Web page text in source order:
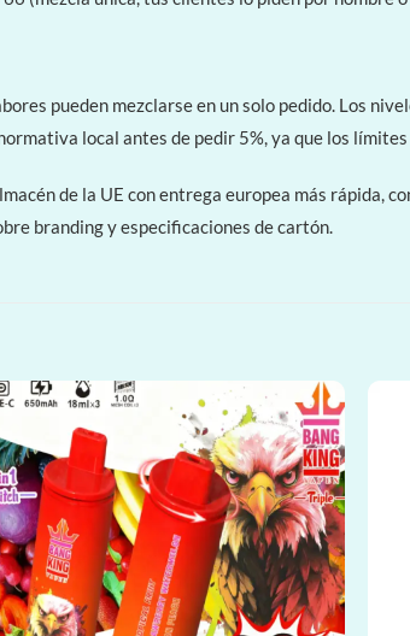
pueden mezclarse en un solo pedido. Los
local antes de pedir 5%, ya que los
de la UE con entrega europea más rápida,
branding y especificaciones de cartón.